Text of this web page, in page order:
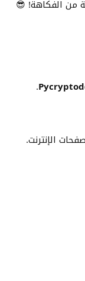
من الفكاهة! 😎
.
الإنترنت.